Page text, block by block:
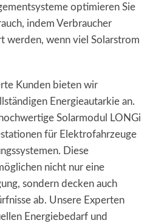
optimieren Sie
indem Verbraucher
werden, wenn viel Solarstrom
Kunden bieten wir
Energieautarkie an.
Solarmodul LONGi
für Elektrofahrzeuge
Diese
nicht nur eine
sondern decken auch
ab. Unsere Experten
Energiebedarf und